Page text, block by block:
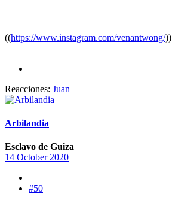
((https://www.instagram.com/venantwong/))
Reacciones: Juan
Arbilandia
Esclavo de Guiza
14 October 2020
#50